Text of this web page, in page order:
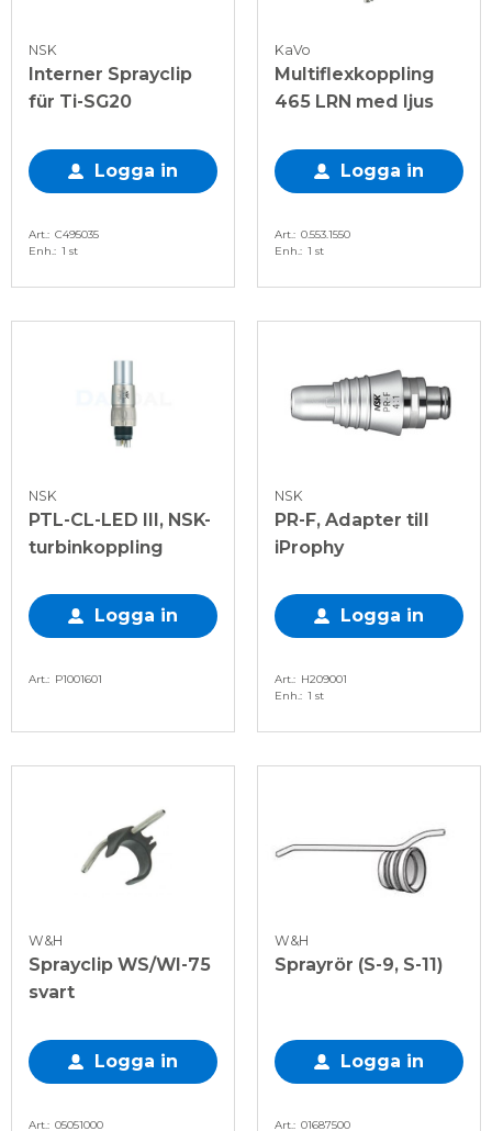
NSK
Interner Sprayclip
für Ti-SG20
Logga in
Art.
C495035
Enh.
1 st
KaVo
Multiflexkoppling
465 LRN med ljus
Logga in
Art.
0.553.1550
Enh.
1 st
NSK
PTL-CL-LED III, NSK-
turbinkoppling
Logga in
Art. P1001601
NSK
PR-F, Adapter till
iProphy
Logga in
Art.
H209001
Enh. 1 st
W&H
Sprayclip WS/WI-75
svart
Logga in
Art. 05051000
W&H
Sprayrör (S-9, S-11)
Logga in
Art. 01687500